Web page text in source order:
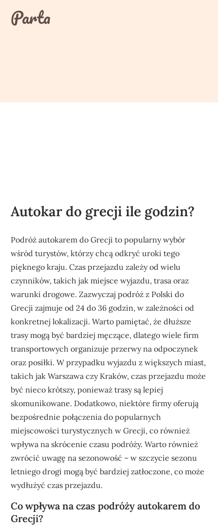
contentParta
Autokar do grecji ile godzin?
Podróż autokarem do Grecji to popularny wybór
wśród turystów, którzy chcą odkryć uroki tego
pięknego kraju. Czas przejazdu zależy od wielu
czynników, takich jak miejsce wyjazdu, trasa oraz
warunki drogowe. Zazwyczaj podróż z Polski do
Grecji zajmuje od 24 do 36 godzin, w zależności od
konkretnej lokalizacji. Warto pamiętać, że dłuższe
trasy mogą być bardziej męczące, dlatego wiele firm
transportowych organizuje przerwy na odpoczynek
oraz posiłki. W przypadku wyjazdu z większych miast,
takich jak Warszawa czy Kraków, czas przejazdu może
być nieco krótszy, ponieważ trasy są lepiej
skomunikowane. Dodatkowo, niektóre firmy oferują
bezpośrednie połączenia do popularnych
miejscowości turystycznych w Grecji, co również
wpływa na skrócenie czasu podróży. Warto również
zwrócić uwagę na sezonowość – w szczycie sezonu
letniego drogi mogą być bardziej zatłoczone, co może
wydłużyć czas przejazdu.
Co wpływa na czas podróży autokarem do
Grecji?